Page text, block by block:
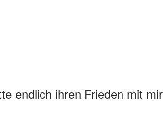
endlich ihren Frieden mit mir